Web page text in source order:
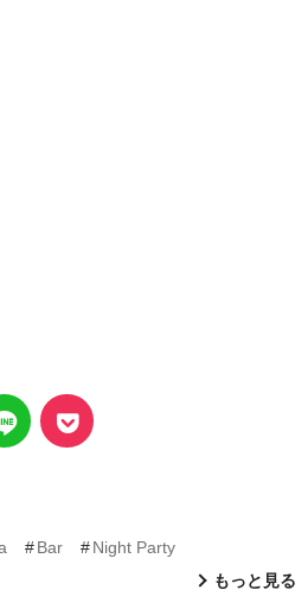
Bar
Night Party
もっと見る